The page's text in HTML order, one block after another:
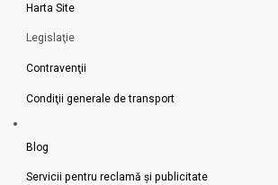
Harta Site
Legislaţie
Contravenţii
Condiţii generale de transport
Blog
Servicii pentru reclamă și publicitate